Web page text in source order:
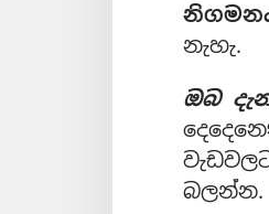
නැහැ.
ඔබ
බලන්න.